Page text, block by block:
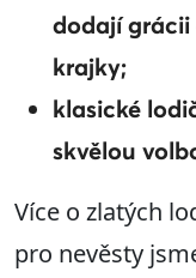
dodají grácii
krajky;
klasické
skvělou
Více o zlatých
pro nevěsty